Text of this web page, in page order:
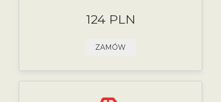
124 PLN
ZAMÓW